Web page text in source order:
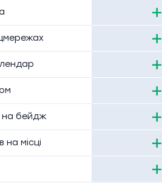
+
+
+
+
на бейдж +
на місці +
+